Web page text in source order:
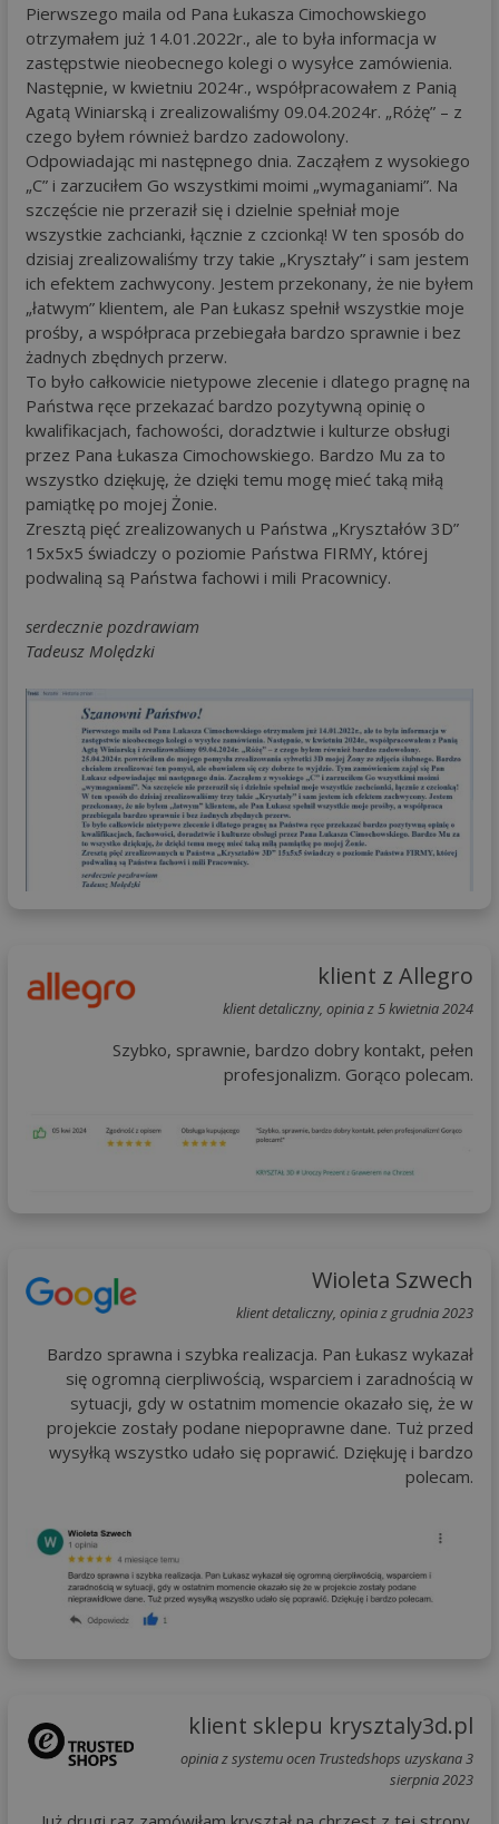
Pierwszego maila od Pana Łukasza Cimochowskiego
otrzymałem już 14.01.2022r., ale to była informacja w
zastępstwie nieobecnego kolegi o wysyłce zamówienia.
Następnie, w kwietniu 2024r., współpracowałem z Panią
Agatą Winiarską i zrealizowaliśmy 09.04.2024r. „Różę” – z
czego byłem również bardzo zadowolony.
Odpowiadając mi następnego dnia. Zacząłem z wysokiego
„C” i zarzuciłem Go wszystkimi moimi „wymaganiami”. Na
szczęście nie przeraził się i dzielnie spełniał moje
wszystkie zachcianki, łącznie z czcionką! W ten sposób do
dzisiaj zrealizowaliśmy trzy takie „Kryształy” i sam jestem
ich efektem zachwycony. Jestem przekonany, że nie byłem
„łatwym” klientem, ale Pan Łukasz spełnił wszystkie moje
prośby, a współpraca przebiegała bardzo sprawnie i bez
żadnych zbędnych przerw.
To było całkowicie nietypowe zlecenie i dlatego pragnę na
Państwa ręce przekazać bardzo pozytywną opinię o
kwalifikacjach, fachowości, doradztwie i kulturze obsługi
przez Pana Łukasza Cimochowskiego. Bardzo Mu za to
wszystko dziękuję, że dzięki temu mogę mieć taką miłą
pamiątkę po mojej Żonie.
Zresztą pięć zrealizowanych u Państwa „Kryształów 3D”
15x5x5 świadczy o poziomie Państwa FIRMY, której
podwaliną są Państwa fachowi i mili Pracownicy.
serdecznie pozdrawiam
Tadeusz Molędzki
klient z Allegro
klient detaliczny, opinia z 5 kwietnia 2024
Szybko, sprawnie, bardzo dobry kontakt, pełen
profesjonalizm. Gorąco polecam.
Wioleta Szwech
klient detaliczny, opinia z grudnia 2023
Bardzo sprawna i szybka realizacja. Pan Łukasz wykazał
się ogromną cierpliwością, wsparciem i zaradnością w
sytuacji, gdy w ostatnim momencie okazało się, że w
projekcie zostały podane niepoprawne dane. Tuż przed
wysyłką wszystko udało się poprawić. Dziękuję i bardzo
polecam.
klient sklepu krysztaly3d.pl
opinia z systemu ocen Trustedshops uzyskana 3
sierpnia 2023